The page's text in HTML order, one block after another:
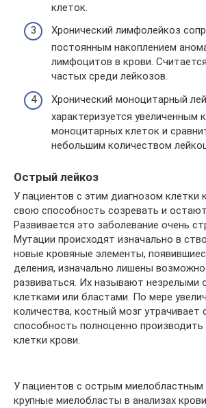
клеток.
Хронический лимфолейкоз
постоянным накоплением
лимфоцитов в крови.
частых среди лейкозов.
Хронический моноцитарный
характеризуется увеличенным
моноцитарных клеток и
небольшим количеством
Острый лейкоз
У пациентов с этим диагнозом клетки
свою способность созревать и
Развивается это заболевание очень
Мутации происходят изначально в
новые кровяные элементы,
деления, изначально лишены
развиваться. Их называют незрелыми
клетками или бластами. По мере
количества, костный мозг утрачивает
способность полноценно
клетки крови.
У пациентов с острым
крупные миелобласты в анализах